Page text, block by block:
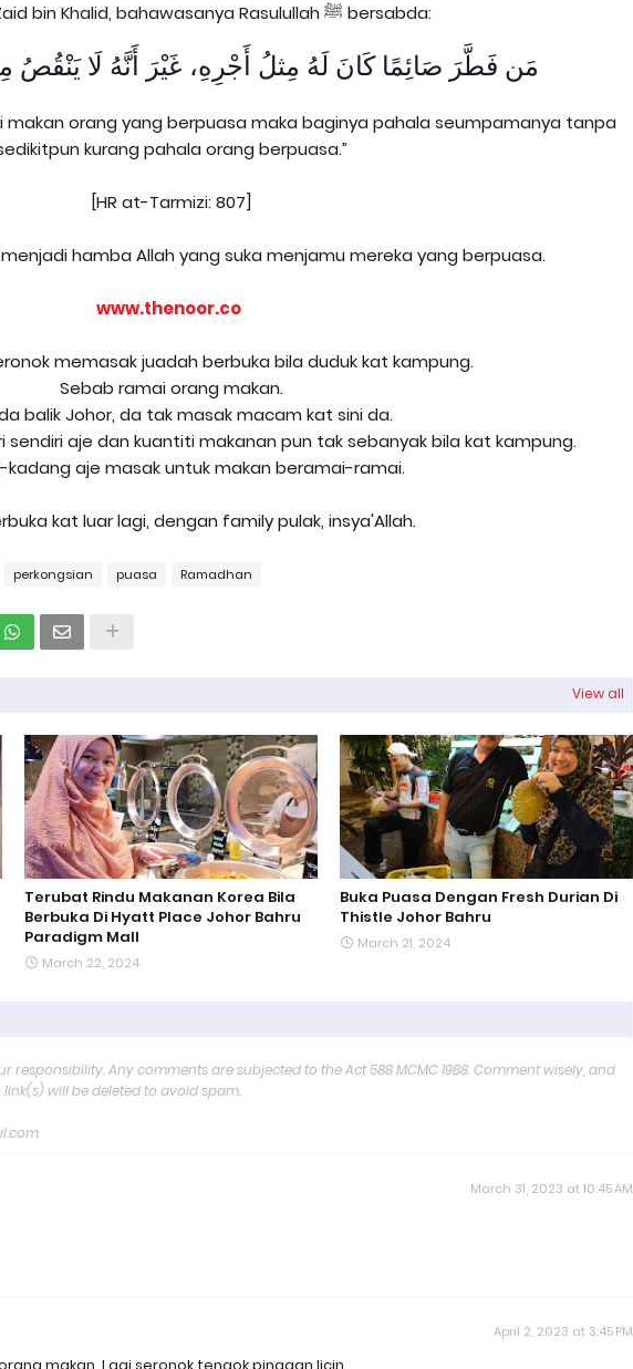
Daripada Zaid bin Khalid, bahawasanya Rasulullah ﷺ bersabda:
مَن فَطَّرَ صَائِمًا كَانَ لَهُ مِثلُ أَجْرِهِ، غَيْرَ أَنَّهُ لَا يَنْقُصُ
makan orang yang berpuasa maka baginya pahala seumpamanya tanpa
kurang pahala orang berpuasa.”
[HR at-Tarmizi: 807]
hamba Allah yang suka menjamu mereka yang berpuasa.
www.thenoor.co
memasak juadah berbuka bila duduk kat kampung.
Sebab ramai orang makan.
balik Johor, da tak masak macam kat sini da.
sendiri aje dan kuantiti makanan pun tak sebanyak bila kat kampung.
kadang aje masak untuk makan beramai-ramai.
kat luar lagi, dengan family pulak, insya'Allah.
perkongsian puasa Ramadhan
View all
Terubat Rindu Makanan Korea Bila
Berbuka Di Hyatt Place Johor Bahru
Paradigm Mall
March 22, 2024
Buka Puasa Dengan Fresh Durian Di
Thistle Johor Bahru
March 21, 2024
Any comments are subjected to the Act 588 MCMC 1988. Comment wisely, and
will be deleted to avoid spam.
March 31, 2023 at 10:45 AM
April 2, 2023 at 3:45 PM